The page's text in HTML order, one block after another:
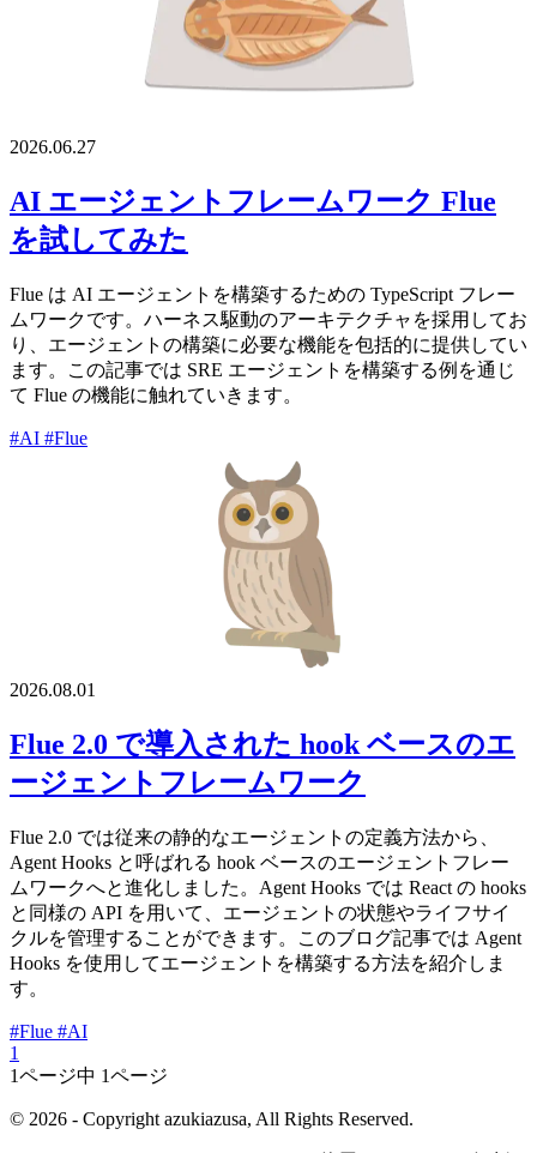
2026.06.27
AI エージェントフレームワーク Flue
を試してみた
Flue は AI エージェントを構築するための TypeScript フレー
ムワークです。ハーネス駆動のアーキテクチャを採用してお
り、エージェントの構築に必要な機能を包括的に提供してい
ます。この記事では SRE エージェントを構築する例を通じ
て Flue の機能に触れていきます。
#AI #Flue
2026.08.01
Flue 2.0 で導入された hook ベースのエ
ージェントフレームワーク
Flue 2.0 では従来の静的なエージェントの定義方法から、
Agent Hooks と呼ばれる hook ベースのエージェントフレー
ムワークへと進化しました。Agent Hooks では React の hooks
と同様の API を用いて、エージェントの状態やライフサイ
クルを管理することができます。このブログ記事では Agent
Hooks を使用してエージェントを構築する方法を紹介しま
す。
#Flue #AI
1
1ページ中 1ページ
© 2026 - Copyright azukiazusa, All Rights Reserved.